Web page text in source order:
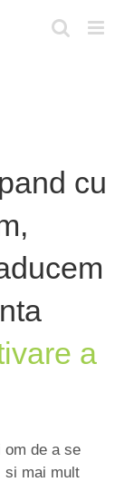
cu
a
om de a se
si mai mult